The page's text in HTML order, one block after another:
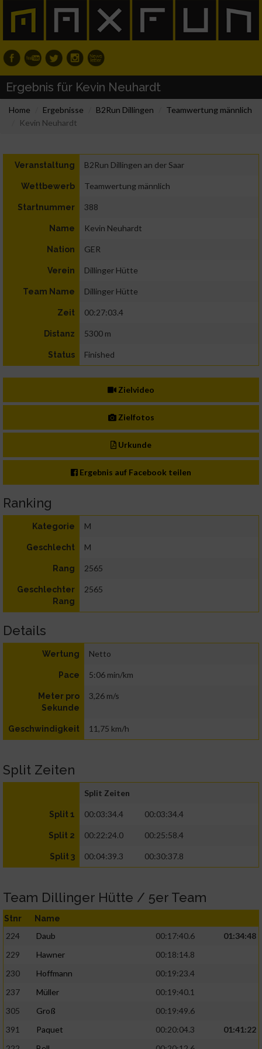
Ergebnis für Kevin Neuhardt
Home Ergebnisse B2Run Dillingen
Teamwertung männlich
Kevin Neuhardt
Veranstaltung B2Run Dillingen an der Saar
Wettbewerb Teamwertung männlich
Startnummer 388
Name Kevin Neuhardt
Nation GER
Verein Dillinger Hütte
Team Name Dillinger Hütte
Zeit 00:27:03.4
Distanz 5300 m
Status Finished
Zielvideo
Zielfotos
Urkunde
Ergebnis auf Facebook teilen
Ranking
Kategorie M
Geschlecht M
Rang 2565
Geschlechter
Rang
2565
Details
Wertung Netto
Pace 5:06 min/km
Meter pro
Sekunde
3,26 m/s
Geschwindigkeit 11,75 km/h
Split Zeiten
Split Zeiten
Split 1 00:03:34.4 00:03:34.4
Split 2 00:22:24.0 00:25:58.4
Split 3 00:04:39.3 00:30:37.8
Team Dillinger Hütte / 5er Team
Stnr Name
224 Daub 00:17:40.6
01:34:48
229
Hawner
00:18:14.8
230
Hoffmann
00:19:23.4
237
Müller
00:19:40.1
305
Groß
00:19:49.6
391
Paquet 00:20:04.3
01:41:22